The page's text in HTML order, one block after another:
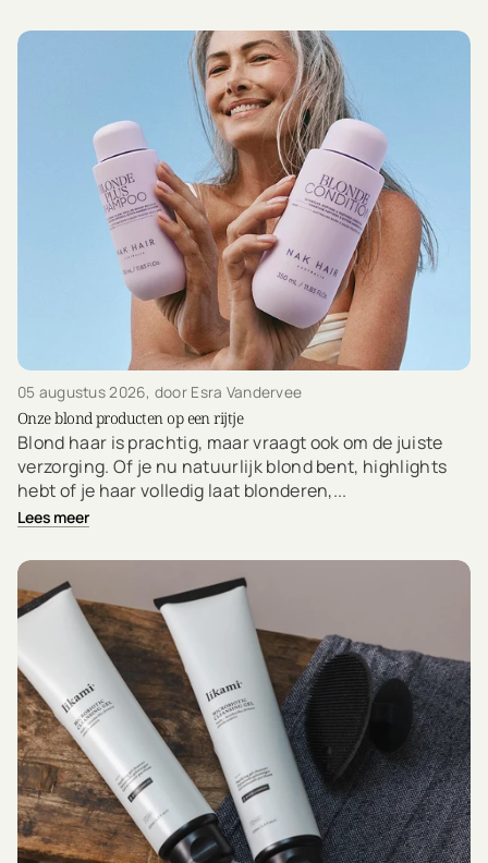
05 augustus 2026, door Esra Vandervee
Onze blond producten op een rijtje
Blond haar is prachtig, maar vraagt ook om de juiste
verzorging. Of je nu natuurlijk blond bent, highlights
hebt of je haar volledig laat blonderen,...
Lees meer